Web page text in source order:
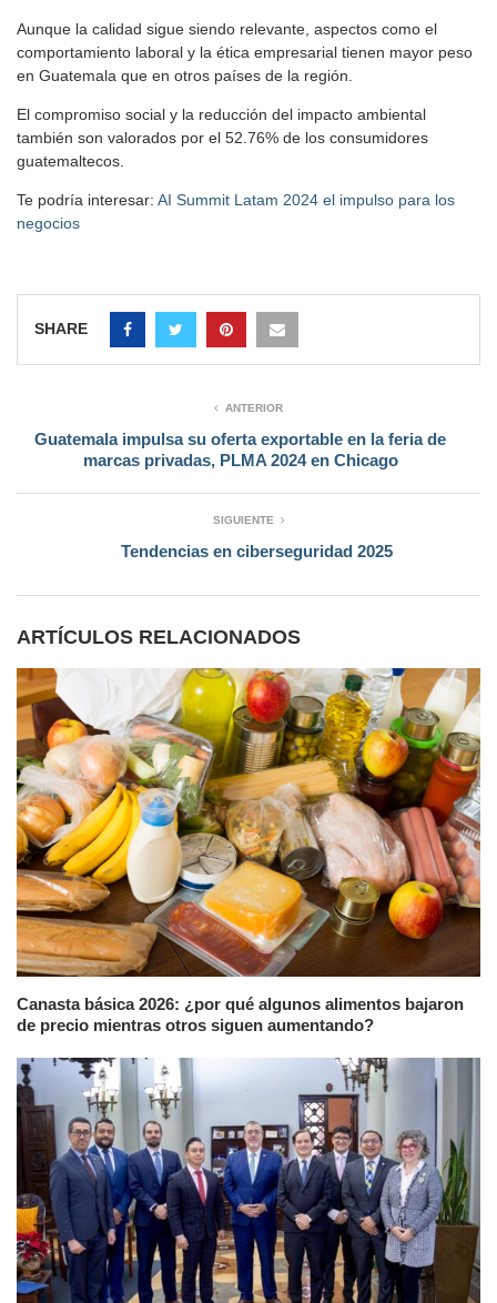
Aunque la calidad sigue siendo relevante, aspectos como el
comportamiento laboral y la ética empresarial tienen mayor peso
en Guatemala que en otros países de la región.
El compromiso social y la reducción del impacto ambiental
también son valorados por el 52.76% de los consumidores
guatemaltecos.
Te podría interesar: AI Summit Latam 2024 el impulso para los
negocios
SHARE
ANTERIOR
Guatemala impulsa su oferta exportable en la feria de
marcas privadas, PLMA 2024 en Chicago
SIGUIENTE
Tendencias en ciberseguridad 2025
ARTÍCULOS RELACIONADOS
Canasta básica 2026: ¿por qué algunos alimentos bajaron
de precio mientras otros siguen aumentando?